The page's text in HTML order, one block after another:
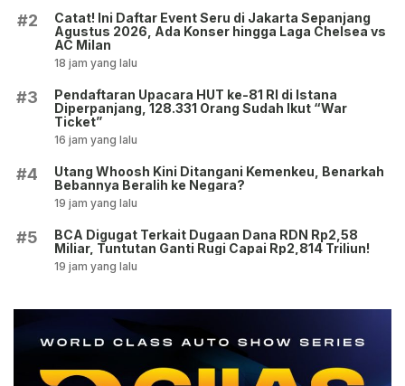
#2
Catat! Ini Daftar Event Seru di Jakarta Sepanjang
Agustus 2026, Ada Konser hingga Laga Chelsea vs
AC Milan
18 jam yang lalu
#3
Pendaftaran Upacara HUT ke-81 RI di Istana
Diperpanjang, 128.331 Orang Sudah Ikut “War
Ticket”
16 jam yang lalu
#4
Utang Whoosh Kini Ditangani Kemenkeu, Benarkah
Bebannya Beralih ke Negara?
19 jam yang lalu
#5
BCA Digugat Terkait Dugaan Dana RDN Rp2,58
Miliar, Tuntutan Ganti Rugi Capai Rp2,814 Triliun!
19 jam yang lalu